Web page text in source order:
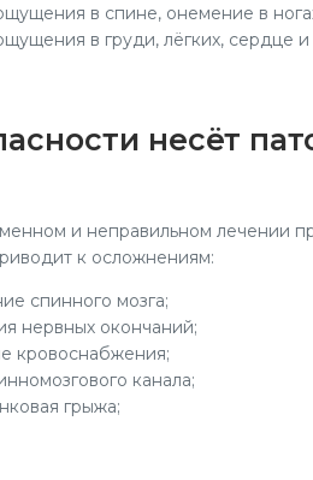
в спине, онемение в
в груди, лёгких, сердце
несёт
и неправильном лечении
к осложнениям:
спинного мозга;
нервных окончаний;
кровоснабжения;
канала;
грыжа;